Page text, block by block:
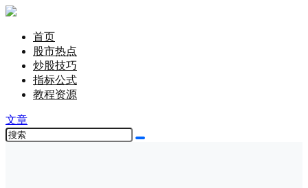
首页
股市热点
炒股技巧
指标公式
教程资源
文章